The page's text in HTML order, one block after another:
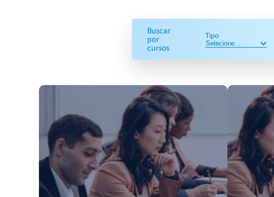
Buscar
por
cursos
Tipo